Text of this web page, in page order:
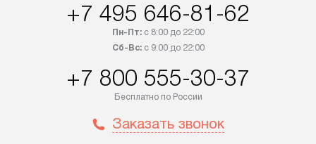
+7 495 646-81-62
Пн-Пт:с 8:00 до 22:00
Сб-Вс:с 9:00 до 22:00
+7 800 555-30-37
Бесплатно по России
Заказать звонок